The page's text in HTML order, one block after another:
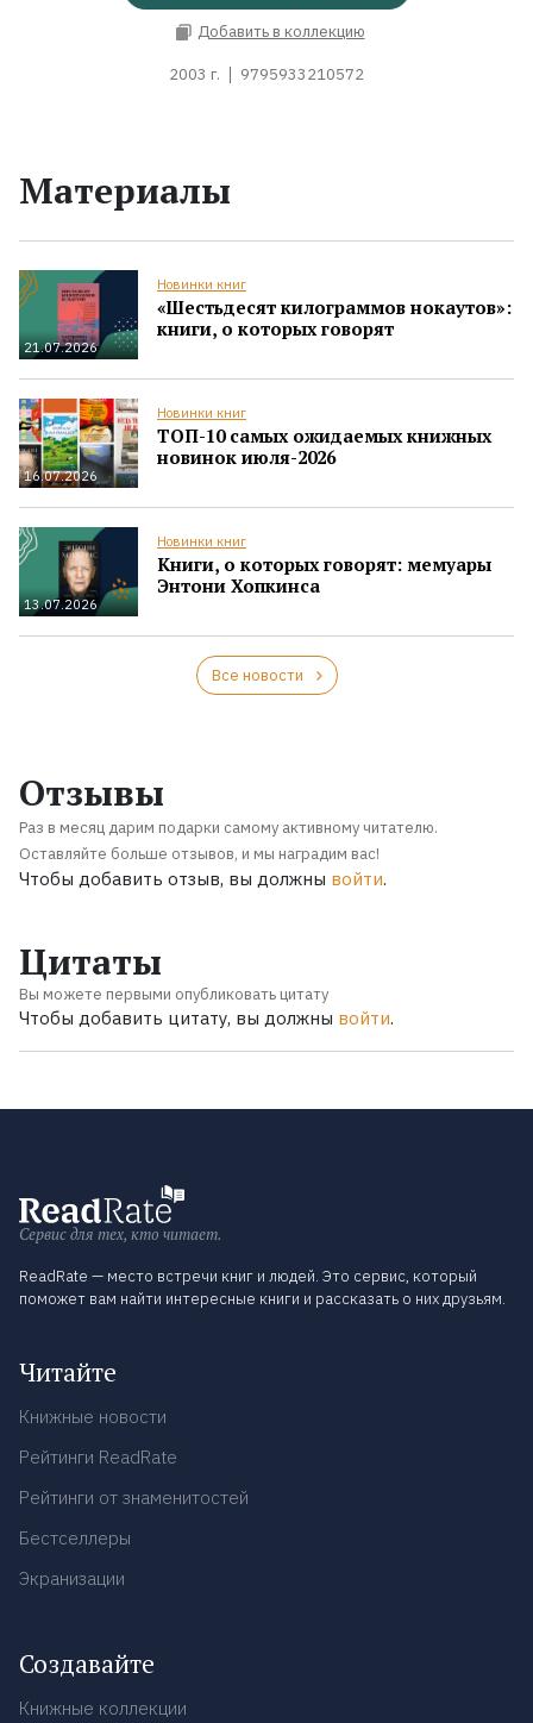
Добавить в коллекцию
2003 г. 9795933210572
Материалы
21.07.2026
Новинки книг
«Шестьдесят килограммов нокаутов»:
книги, о которых говорят
16.07.2026
Новинки книг
ТОП-10 самых ожидаемых книжных
новинок июля-2026
13.07.2026
Новинки книг
Книги, о которых говорят: мемуары
Энтони Хопкинса
Все новости
Отзывы
Раз в месяц дарим подарки самому активному читателю.
Оставляйте больше отзывов, и мы наградим вас!
Чтобы добавить отзыв, вы должны войти.
Цитаты
Вы можете первыми опубликовать цитату
Чтобы добавить цитату, вы должны войти.
Сервис для тех, кто читает.
ReadRate — место встречи книг и людей. Это сервис, который
поможет вам найти интересные книги и рассказать о них друзьям.
Читайте
Книжные новости
Рейтинги ReadRate
Рейтинги от знаменитостей
Бестселлеры
Экранизации
Создавайте
Книжные коллекции